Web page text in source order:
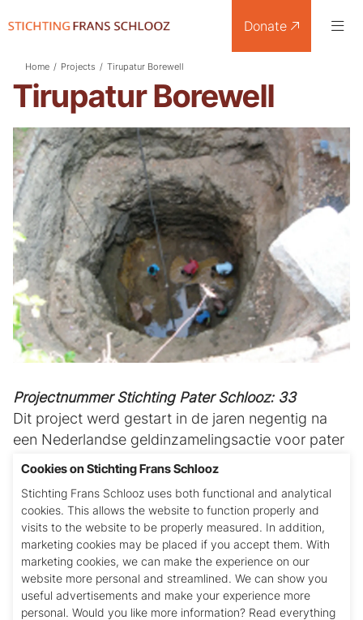
Donate
Home / Projects / Tirupatur Borewell
Tirupatur Borewell
Projectnummer Stichting Pater Schlooz: 33
Dit project werd gestart in de jaren negentig na
een Nederlandse geldinzamelingsactie voor pater
Schlooz. Dankzij dit geld konden boeren in
Varadarajanpet (en Thennur) tegen zeer lage rente
geld lenen voor het laten slaan van een waterput.
Het project was een succes. Vele waterputten
werden geboord en de boeren profiteerden van
de betere irrigatie van hun akkers. Tot en met
2014 leverde Stichting Pater Schlooz jaarlijks een
bijdrage aan dit project. Financiële bijdrage in
Cookies on Stichting Frans Schlooz
Stichting Frans Schlooz uses both functional and analytical
cookies. This allows the website to function properly and
visits to the website to be properly measured. In addition,
marketing cookies may be placed if you accept them. With
marketing cookies, we can make the experience on our
website more personal and streamlined. We can show you
useful advertisements and make your experience more
personal. Would you like more information? Read everything